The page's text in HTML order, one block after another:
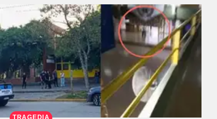
TRAGEDIA